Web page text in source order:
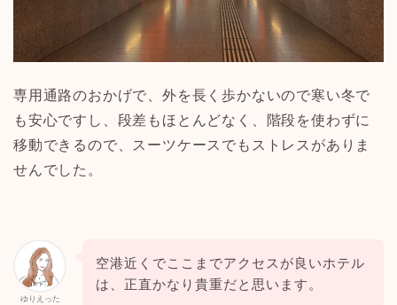
専用通路のおかげで、外を長く歩かないので寒い冬で
も安心ですし、段差もほとんどなく、階段を使わずに
移動できるので、スーツケースでもストレスがありま
せんでした。
ゆりえった
空港近くでここまでアクセスが良いホテル
は、正直かなり貴重だと思います。